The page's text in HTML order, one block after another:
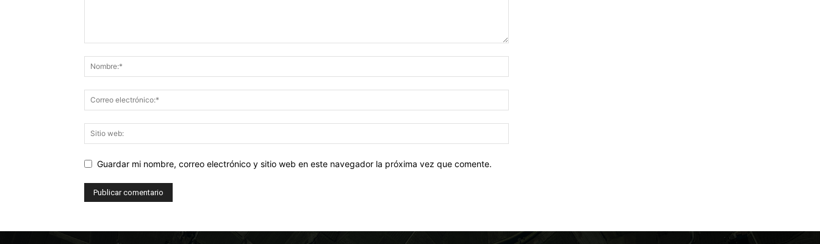
Guardar mi nombre, correo electrónico y sitio web en este navegador la próxima vez que comente.